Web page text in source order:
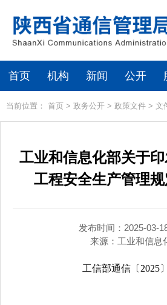
首页 机构 新闻 公开
当前位置： 首页 > 政务公开 > 政策文件 > 文
工业和信息化部关于
工程安全生产管理
发布时间：2025-03-
来源： 工业和信息
工信部通信〔2025